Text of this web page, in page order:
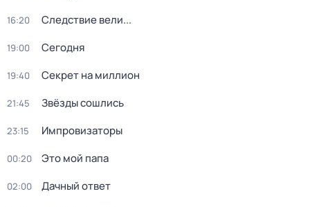
16:20 Следствие вели...
19:00 Сегодня
19:40 Секрет на миллион
21:45 Звёзды сошлись
23:15 Импровизаторы
00:20 Это мой папа
02:00 Дачный ответ